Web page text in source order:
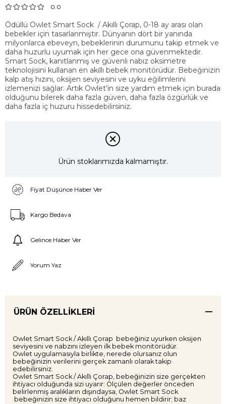
0.0
Ödüllü Owlet Smart Sock / Akıllı Çorap, 0-18 ay arası olan
bebekler için tasarlanmıştır. Dünyanın dört bir yanında
milyonlarca ebeveyn, bebeklerinin durumunu takip etmek ve
daha huzurlu uyumak için her gece ona güvenmektedir.
Smart Sock, kanıtlanmış ve güvenli nabız oksimetre
teknolojisini kullanan en akıllı bebek monitörüdür. Bebeğinizin
kalp atış hızını, oksijen seviyesini ve uyku eğilimlerini
izlemenizi sağlar. Artık Owlet’in size yardım etmek için burada
olduğunu bilerek daha fazla güven, daha fazla özgürlük ve
daha fazla iç huzuru hissedebilirsiniz.
Ürün stoklarımızda kalmamıştır.
Fiyat Düşünce Haber Ver
Kargo Bedava
Gelince Haber Ver
Yorum Yaz
ÜRÜN ÖZELLIKLERI
Owlet Smart Sock / Akıllı Çorap bebeğiniz uyurken oksijen
seviyesini ve nabzını izleyen ilk bebek monitörüdür.
Owlet uygulamasıyla birlikte, nerede olursanız olun
bebeğinizin verilerini gerçek zamanlı olarak takip
edebilirsiniz.
Owlet Smart Sock / Akıllı Çorap, bebeğinizin size gerçekten
ihtiyacı olduğunda sizi uyarır: Ölçülen değerler önceden
belirlenmiş aralıkların dışındaysa, Owlet Smart Sock
bebeğinizin size ihtiyacı olduğunu hemen bildirir; baz